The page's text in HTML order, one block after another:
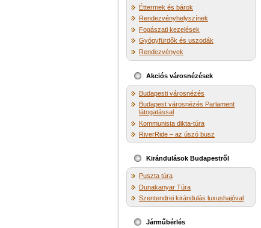
Éttermek és bárok
Rendezvényhelyszínek
Fogászati kezelések
Gyógyfürdők és uszodák
Rendezvények
Akciós városnézések
Budapesti városnézés
Budapest városnézés Parlament
látogatással
Kommunista dikta-túra
RiverRide – az úszó busz
Kirándulások Budapestről
Puszta túra
Dunakanyar Túra
Szentendrei kirándulás luxushajóval
Járműbérlés